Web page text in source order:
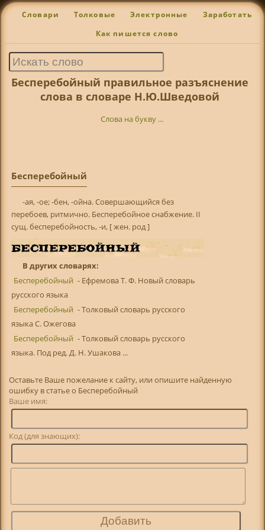
Словари Толковые Электронные Заработать
Как пишется слово
Бесперебойный правильное разъяснение
слова в словаре Н.Ю.Шведовой
Слова на букву ...
Бесперебойный
-ая, -ое; -бен, -ойна. Совершающийся без
перебоев, ритмично. Бесперебойное снабжение. II
сущ. бесперебойность, -и, [ жен. род ]
В других словарях:
Бесперебойный - Ефремова Т. Ф. Новый словарь
русского языка
Бесперебойный - Толковый словарь русского
языка С. Ожегова
Бесперебойный - Толковый словарь русского
языка. Под ред. Д. Н. Ушакова ...
Оставьте Ваше пожелание к сайту, или опишите найденную
ошибку в статье о Бесперебойный
Ваше имя:
Код (для знающих):